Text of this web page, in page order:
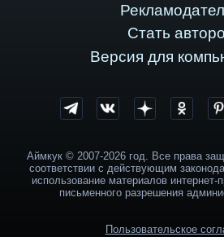
Стать
Версия для
Аймкук © 2007-2026 год. Все права
соответствии с действующим
использование материалов интернет-
письменного разрешения
Пользовательское